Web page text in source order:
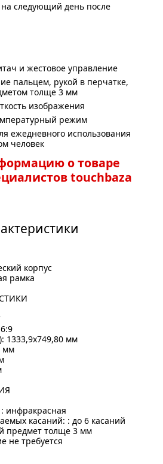
на следующий день после
и жестовое управление
пальцем, рукой в перчатке,
толще 3 мм
изображения
режим
ежедневного использования
человек
о товаре
touchbaza
корпус
рамка
1333,9х749,80 мм
мм
инфракрасная
касаний: : до 6 касаний
предмет толще 3 мм
не требуется